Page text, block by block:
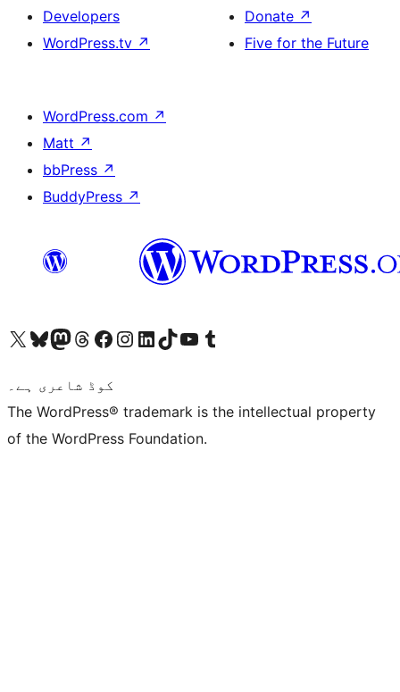
Developers
WordPress.tv ↗
Donate ↗
Five for the Future
WordPress.com ↗
Matt ↗
bbPress ↗
BuddyPress ↗
Visit our X (formerly Twitter) account
ہمارے بلیواسکائی اکاؤنٹ پر جائیں
Visit our Mastodon account
ہمارے ٹھریڈز اکاؤنٹ پر جائیں
Visit our Facebook page
Visit our Instagram account
Visit our LinkedIn account
ہمارے ٹک ٹاک اکاؤنٹ پر جائیں
Visit our YouTube channel
ہمارے ٹمبلر اکاؤنٹ پر جائیں
کوڈ شاعری ہے۔
The WordPress® trademark is the intellectual property
of the WordPress Foundation.